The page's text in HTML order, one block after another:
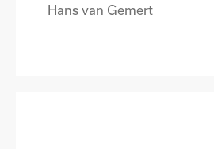
Hans van Gemert